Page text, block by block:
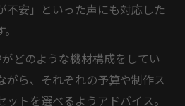
不安」といった声にも対応した
どのような機材構成をしてい
がら、それぞれの予算や制作ス
トを選べるようアドバイス。